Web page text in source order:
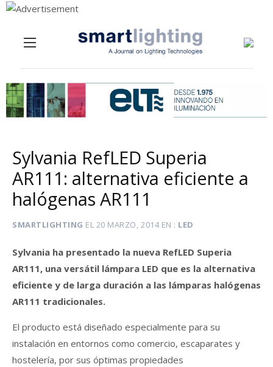
Sylvania RefLED Superia
AR111: alternativa eficiente a
halógenas AR111
SMARTLIGHTING EL 20 MARZO, 2014EN LED
Sylvania ha presentado la nueva RefLED Superia
AR111, una versátil lámpara LED que es la alternativa
eficiente y de larga duración a las lámparas halógenas
AR111 tradicionales.
El producto está diseñado especialmente para su
instalación en entornos como comercio, escaparates y
hostelería, por sus óptimas propiedades